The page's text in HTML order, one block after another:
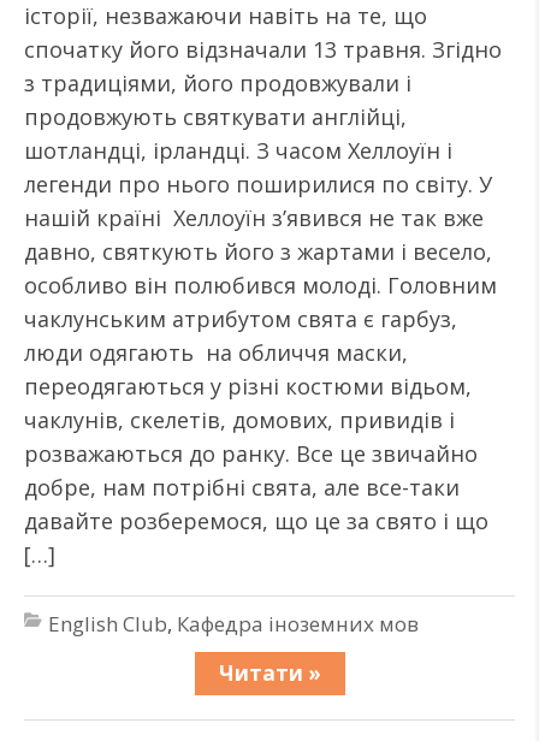
історії, незважаючи навіть на те, що
спочатку його відзначали 13 травня. Згідно
з традиціями, його продовжували і
продовжують святкувати англійці,
шотландці, ірландці. З часом Хеллоуїн і
легенди про нього поширилися по світу. У
нашій країні Хеллоуїн з’явився не так вже
давно, святкують його з жартами і весело,
особливо він полюбився молоді. Головним
чаклунським атрибутом свята є гарбуз,
люди одягають на обличчя маски,
переодягаються у різні костюми відьом,
чаклунів, скелетів, домових, привидів і
розважаються до ранку. Все це звичайно
добре, нам потрібні свята, але все-таки
давайте розберемося, що це за свято і що
[…]
English Club, Кафедра іноземних мов
Читати »